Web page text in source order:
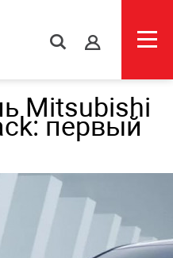
s
Mitsubishi
первый